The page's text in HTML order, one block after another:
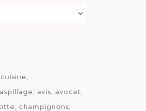
avis
avocat
champignons